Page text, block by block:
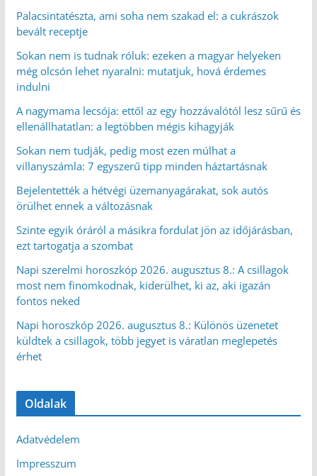
Palacsintatészta, ami soha nem szakad el: a cukrászok
bevált receptje
Sokan nem is tudnak róluk: ezeken a magyar helyeken
még olcsón lehet nyaralni: mutatjuk, hová érdemes
indulni
A nagymama lecsója: ettől az egy hozzávalótól lesz sűrű és
ellenállhatatlan: a legtöbben mégis kihagyják
Sokan nem tudják, pedig most ezen múlhat a
villanyszámla: 7 egyszerű tipp minden háztartásnak
Bejelentették a hétvégi üzemanyagárakat, sok autós
örülhet ennek a változásnak
Szinte egyik óráról a másikra fordulat jön az időjárásban,
ezt tartogatja a szombat
Napi szerelmi horoszkóp 2026. augusztus 8.: A csillagok
most nem finomkodnak, kiderülhet, ki az, aki igazán
fontos neked
Napi horoszkóp 2026. augusztus 8.: Különös üzenetet
küldtek a csillagok, több jegyet is váratlan meglepetés
érhet
Oldalak
Adatvédelem
Impresszum